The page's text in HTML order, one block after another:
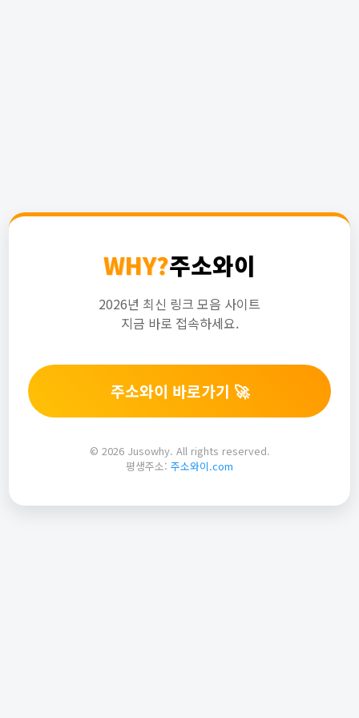
WHY?주소와이
2026년 최신 링크 모음 사이트
지금 바로 접속하세요.
주소와이 바로가기 🚀
© 2026 Jusowhy. All rights reserved.
평생주소: 주소와이.com